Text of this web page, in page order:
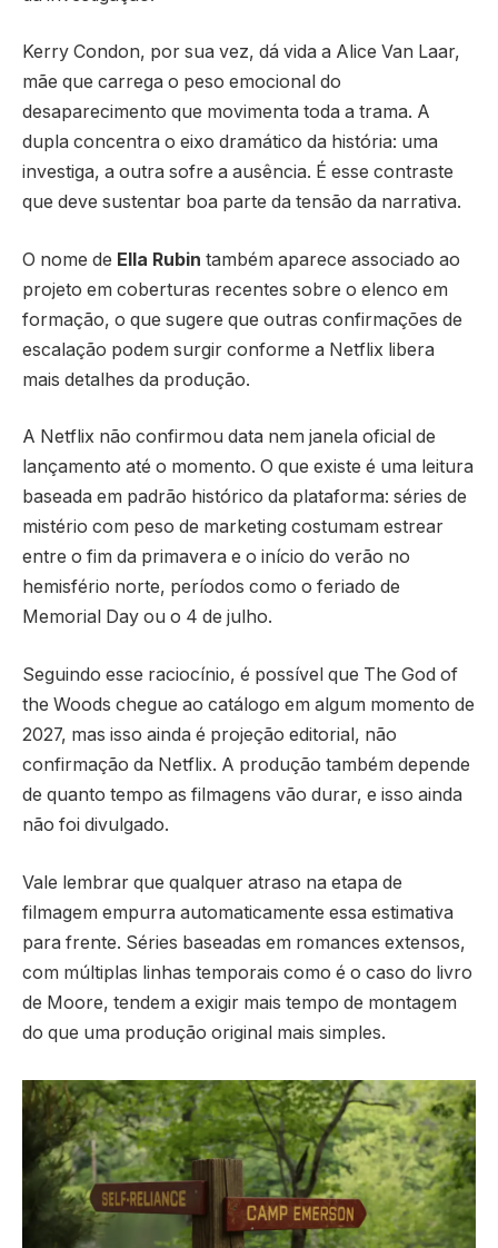
Kerry Condon, por sua vez, dá vida a Alice Van Laar,
mãe que carrega o peso emocional do
desaparecimento que movimenta toda a trama. A
dupla concentra o eixo dramático da história: uma
investiga, a outra sofre a ausência. É esse contraste
que deve sustentar boa parte da tensão da narrativa.
O nome de Ella Rubin também aparece associado ao
projeto em coberturas recentes sobre o elenco em
formação, o que sugere que outras confirmações de
escalação podem surgir conforme a Netflix libera
mais detalhes da produção.
A Netflix não confirmou data nem janela oficial de
lançamento até o momento. O que existe é uma leitura
baseada em padrão histórico da plataforma: séries de
mistério com peso de marketing costumam estrear
entre o fim da primavera e o início do verão no
hemisfério norte, períodos como o feriado de
Memorial Day ou o 4 de julho.
Seguindo esse raciocínio, é possível que The God of
the Woods chegue ao catálogo em algum momento de
2027, mas isso ainda é projeção editorial, não
confirmação da Netflix. A produção também depende
de quanto tempo as filmagens vão durar, e isso ainda
não foi divulgado.
Vale lembrar que qualquer atraso na etapa de
filmagem empurra automaticamente essa estimativa
para frente. Séries baseadas em romances extensos,
com múltiplas linhas temporais como é o caso do livro
de Moore, tendem a exigir mais tempo de montagem
do que uma produção original mais simples.